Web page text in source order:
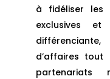
à fidéliser les
exclusives et
d’affaires tout